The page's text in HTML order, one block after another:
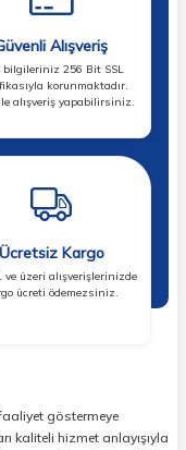
Alışveriş
bilgileriniz 256 Bit SSL
korunmaktadır.
alışveriş yapabilirsiniz.
Ücretsiz Kargo
ve üzeri alışverişlerinizde
ücreti ödemezsiniz.
göstermeye
kaliteli hizmet anlayışıyla